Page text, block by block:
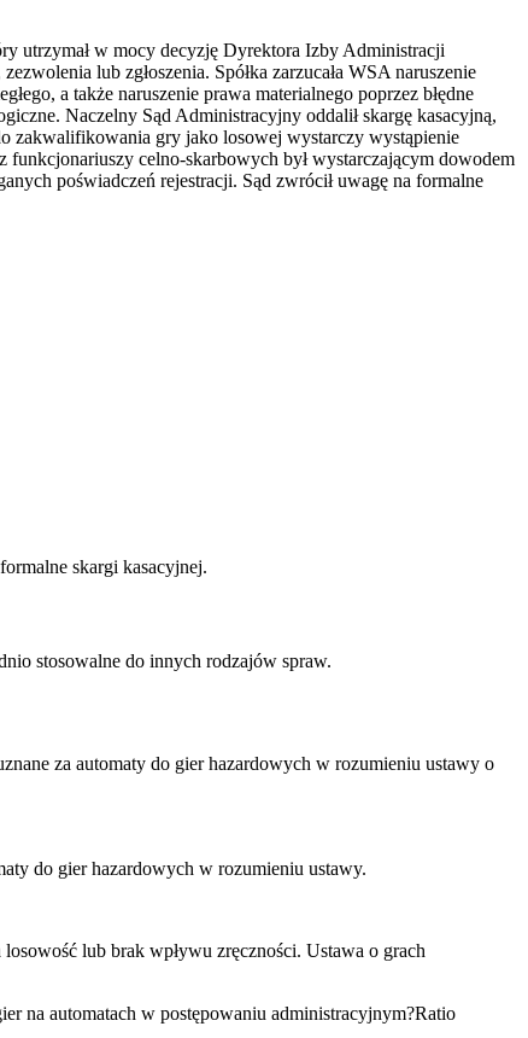
utrzymał w mocy decyzję Dyrektora Izby Administracji
lub zgłoszenia. Spółka zarzucała WSA naruszenie
a także naruszenie prawa materialnego poprzez błędne
Naczelny Sąd Administracyjny oddalił skargę kasacyjną,
zakwalifikowania gry jako losowej wystarczy wystąpienie
funkcjonariuszy celno-skarbowych był wystarczającym dowodem
poświadczeń rejestracji. Sąd zwrócił uwagę na formalne
skargi kasacyjnej.
stosowalne do innych rodzajów spraw.
za automaty do gier hazardowych w rozumieniu ustawy o
do gier hazardowych w rozumieniu ustawy.
lub brak wpływu zręczności. Ustawa o grach
na automatach w postępowaniu administracyjnym?Ratio